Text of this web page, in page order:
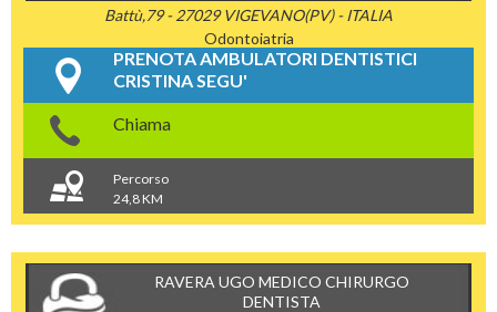
Battù,79 - 27029 VIGEVANO(PV) - ITALIA
Odontoiatria
PRENOTA AMBULATORI DENTISTICI
CRISTINA SEGU'
Chiama
Percorso
24,8 KM
RAVERA UGO MEDICO CHIRURGO
DENTISTA